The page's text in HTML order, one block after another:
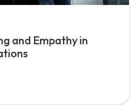
and Empathy in